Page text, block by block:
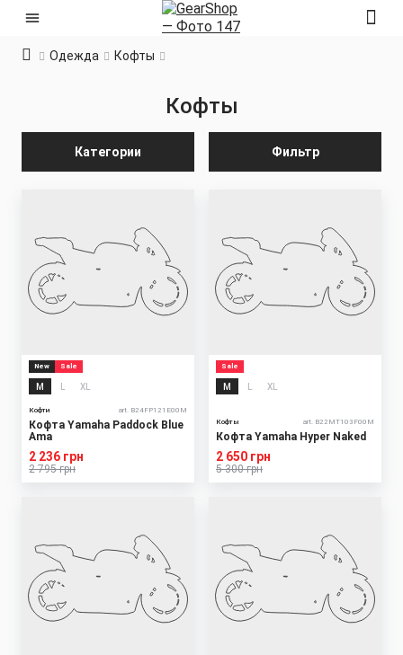
Одежда Кофты
Кофты
New Sale
M XL
Кофти art. B24FP121E00M
Кофта Yamaha Paddock Blue
Ama
2 795 грн
2 236 грн
Sale
M XL
Кофты art. B22MT103F00M
Кофта Yamaha Hyper Naked
5 300 грн
2 650 грн
Категории Фильтр